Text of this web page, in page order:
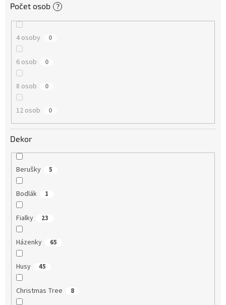
Počet osob ?
4 osoby 0
6 osob 0
8 osob 0
12 osob 0
Dekor
Berušky 5
Bodlák 1
Fialky 23
Házenky 65
Husy 45
Christmas Tree 8